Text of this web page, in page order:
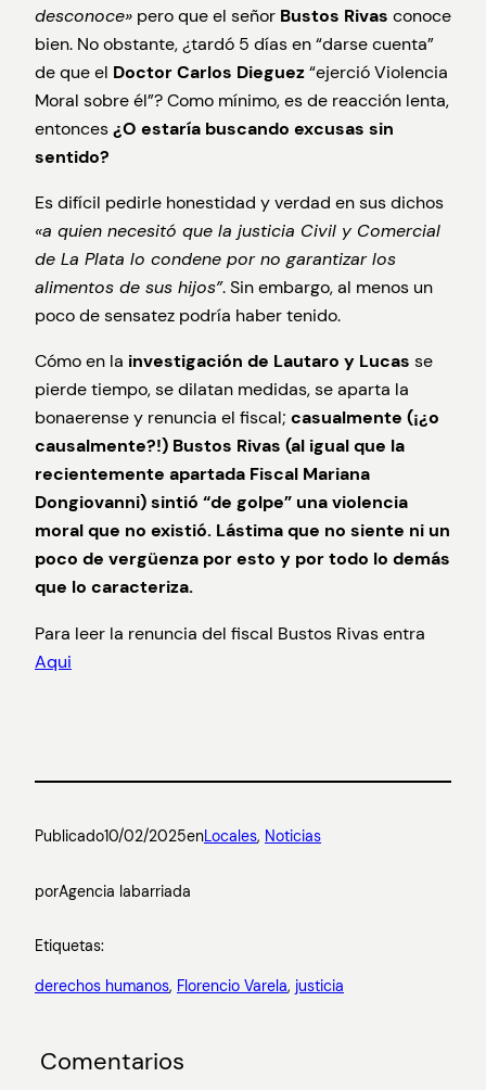
desconoce» pero que el señor Bustos Rivas conoce
bien. No obstante, ¿tardó 5 días en “darse cuenta”
de que el Doctor Carlos Dieguez“ejerció Violencia
Moral sobre él”? Como mínimo, es de reacción lenta,
entonces¿O estaría buscando excusas sin
sentido?
Es difícil pedirle honestidad y verdad en sus dichos
«a quien necesitó que la justicia Civil y Comercial
de La Plata lo condene por no garantizar los
alimentos de sus hijos”. Sin embargo, al menos un
poco de sensatez podría haber tenido.
Cómo en la investigación de Lautaro y Lucas se
pierde tiempo, se dilatan medidas, se aparta la
bonaerense y renuncia el fiscal; casualmente (¡¿o
causalmente?!) Bustos Rivas (al igual que la
recientemente apartada Fiscal Mariana
Dongiovanni) sintió “de golpe” una violencia
moral que no existió. Lástima que no siente ni un
poco de vergüenza por esto y por todo lo demás
que lo caracteriza.
Para leer la renuncia del fiscal Bustos Rivas entra
Aqui
Publicado10/02/2025enLocales, Noticias
porAgencia labarriada
Etiquetas:
derechos humanos, Florencio Varela, justicia
Comentarios